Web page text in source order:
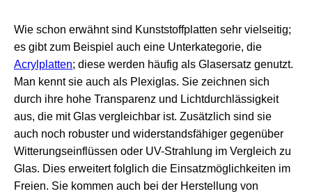
Wie schon erwähnt sind Kunststoffplatten sehr vielseitig;
es gibt zum Beispiel auch eine Unterkategorie, die
Acrylplatten; diese werden häufig als Glasersatz genutzt.
Man kennt sie auch als Plexiglas. Sie zeichnen sich
durch ihre hohe Transparenz und Lichtdurchlässigkeit
aus, die mit Glas vergleichbar ist. Zusätzlich sind sie
auch noch robuster und widerstandsfähiger gegenüber
Witterungseinflüssen oder UV-Strahlung im Vergleich zu
Glas. Dies erweitert folglich die Einsatzmöglichkeiten im
Freien. Sie kommen auch bei der Herstellung von